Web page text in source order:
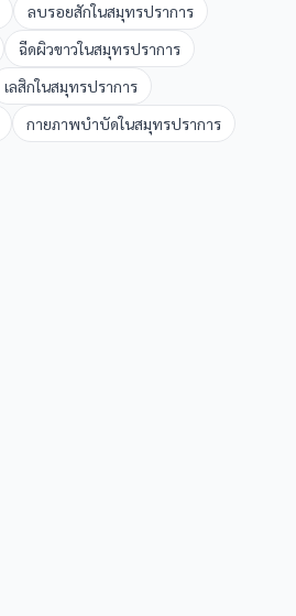
ลบรอยสักในสมุทรปราการ
ฉีดผิวขาวในสมุทรปราการ
เลสิกในสมุทรปราการ
กายภาพบำบัดในสมุทรปราการ